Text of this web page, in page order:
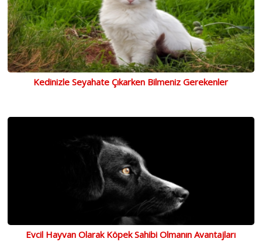
Kedinizle Seyahate Çıkarken Bilmeniz Gerekenler
Evcil Hayvan Olarak Köpek Sahibi Olmanın Avantajları